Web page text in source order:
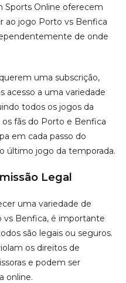
Sports Online oferecem
ao jogo Porto vs Benfica
de onde
uma subscrição,
acesso a uma variedade
todos os jogos da
fãs do Porto e Benfica
em cada passo do
último jogo da temporada.
Legal
uma variedade de
vs Benfica, é importante
são legais ou seguros.
os direitos de
e podem ser
online.